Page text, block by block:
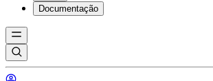
Documentação